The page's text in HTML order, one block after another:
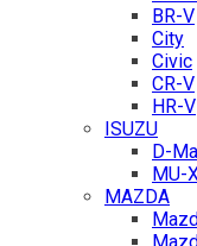
BR-V
City
Civic
CR-V
HR-V
ISUZU
D-
MU-
MAZDA